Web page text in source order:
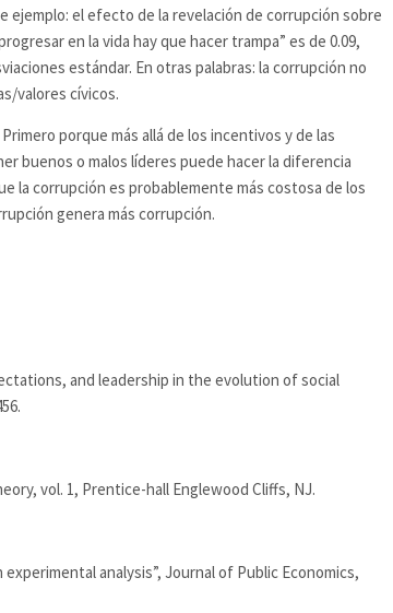
ejemplo: el efecto de la revelación de corrupción sobre
en la vida hay que hacer trampa” es de 0.09,
estándar. En otras palabras: la corrupción no
valores cívicos.
porque más allá de los incentivos y de las
buenos o malos líderes puede hacer la diferencia
la corrupción es probablemente más costosa de los
genera más corrupción.
and leadership in the evolution of social
vol. 1, Prentice-hall Englewood Cliffs, NJ.
analysis”, Journal of Public Economics,